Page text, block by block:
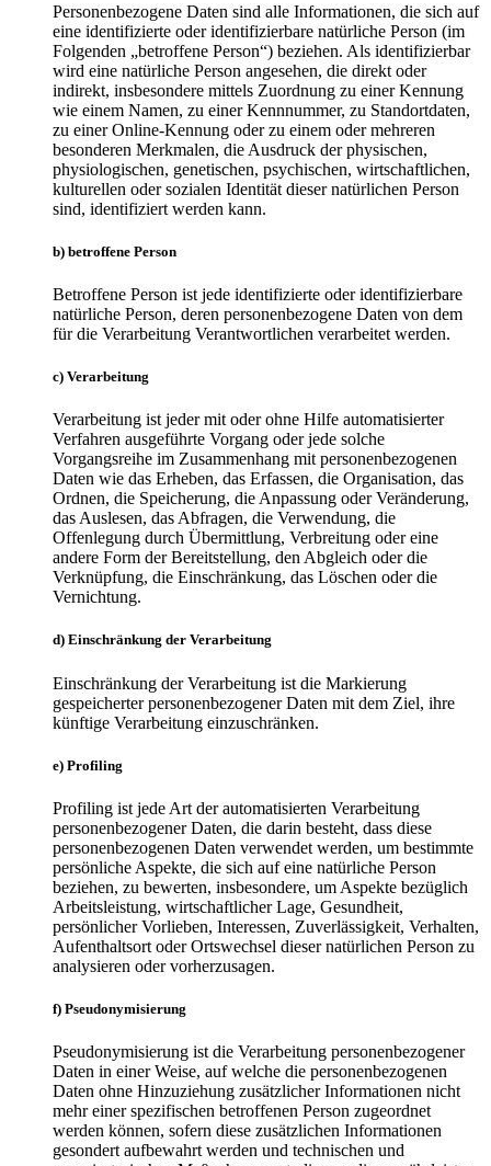
Personenbezogene Daten sind alle Informationen, die sich auf
eine identifizierte oder identifizierbare natürliche Person (im
Folgenden „betroffene Person“) beziehen. Als identifizierbar
wird eine natürliche Person angesehen, die direkt oder
indirekt, insbesondere mittels Zuordnung zu einer Kennung
wie einem Namen, zu einer Kennnummer, zu Standortdaten,
zu einer Online-Kennung oder zu einem oder mehreren
besonderen Merkmalen, die Ausdruck der physischen,
physiologischen, genetischen, psychischen, wirtschaftlichen,
kulturellen oder sozialen Identität dieser natürlichen Person
sind, identifiziert werden kann.
b) betroffene Person
Betroffene Person ist jede identifizierte oder identifizierbare
natürliche Person, deren personenbezogene Daten von dem
für die Verarbeitung Verantwortlichen verarbeitet werden.
c) Verarbeitung
Verarbeitung ist jeder mit oder ohne Hilfe automatisierter
Verfahren ausgeführte Vorgang oder jede solche
Vorgangsreihe im Zusammenhang mit personenbezogenen
Daten wie das Erheben, das Erfassen, die Organisation, das
Ordnen, die Speicherung, die Anpassung oder Veränderung,
das Auslesen, das Abfragen, die Verwendung, die
Offenlegung durch Übermittlung, Verbreitung oder eine
andere Form der Bereitstellung, den Abgleich oder die
Verknüpfung, die Einschränkung, das Löschen oder die
Vernichtung.
d) Einschränkung der Verarbeitung
Einschränkung der Verarbeitung ist die Markierung
gespeicherter personenbezogener Daten mit dem Ziel, ihre
künftige Verarbeitung einzuschränken.
e) Profiling
Profiling ist jede Art der automatisierten Verarbeitung
personenbezogener Daten, die darin besteht, dass diese
personenbezogenen Daten verwendet werden, um bestimmte
persönliche Aspekte, die sich auf eine natürliche Person
beziehen, zu bewerten, insbesondere, um Aspekte bezüglich
Arbeitsleistung, wirtschaftlicher Lage, Gesundheit,
persönlicher Vorlieben, Interessen, Zuverlässigkeit, Verhalten,
Aufenthaltsort oder Ortswechsel dieser natürlichen Person zu
analysieren oder vorherzusagen.
f) Pseudonymisierung
Pseudonymisierung ist die Verarbeitung personenbezogener
Daten in einer Weise, auf welche die personenbezogenen
Daten ohne Hinzuziehung zusätzlicher Informationen nicht
mehr einer spezifischen betroffenen Person zugeordnet
werden können, sofern diese zusätzlichen Informationen
gesondert aufbewahrt werden und technischen und